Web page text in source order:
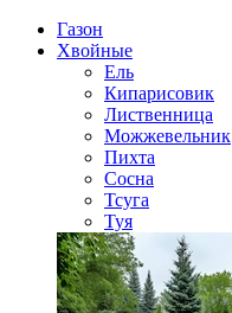
Газон
Хвойные
Ель
Кипарисовик
Лиственница
Можжевельник
Пихта
Сосна
Тсуга
Туя